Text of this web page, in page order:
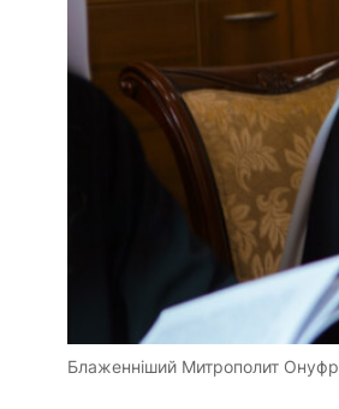
Блаженніший Митрополит